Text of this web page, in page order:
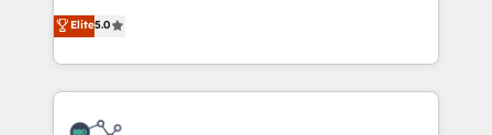
stratégies d'acquisition marketing (SEO, SEA,
inbound, automatisation marketing, ABM, IA,
emailing) Informations clés : - 10 ans d'expérience -
100+ intégrations CRM HubSpot réussies - 40
experts conseil - 150 certifications HubSpot
Vonazon turns marketing complexity into
measurable, scalable growth. From onboarding to
enterprise-grade campaigns, our in-house team
builds scalable strategies that drive long-term
revenue. ⚙️ HubSpot Integration & Optimization •
Elite5.0